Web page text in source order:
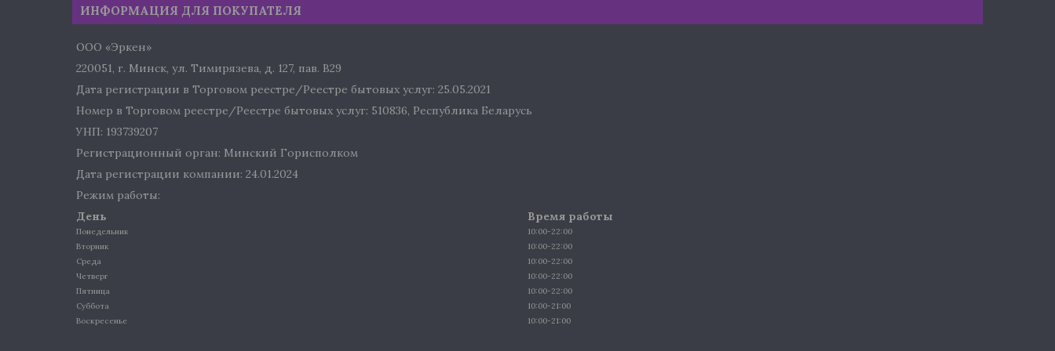
ИНФОРМАЦИЯ ДЛЯ ПОКУПАТЕЛЯ
ООО «Эркен»
220051, г. Минск, ул. Тимирязева, д. 127, пав. В29
Дата регистрации в Торговом реестре/Реестре бытовых услуг: 25.05.2021
Номер в Торговом реестре/Реестре бытовых услуг: 510836, Республика Беларусь
УНП: 193739207
Регистрационный орган: Минский Горисполком
Дата регистрации компании: 24.01.2024
Режим работы:
День
Время работы
Понедельник
10:00-22:00
Вторник
10:00-22:00
Среда
10:00-22:00
Четверг
10:00-22:00
Пятница
10:00-22:00
Суббота
10:00-21:00
Воскресенье
10:00-21:00